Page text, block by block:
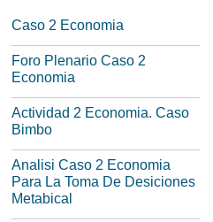
Caso 2 Economia
Foro Plenario Caso 2
Economia
Actividad 2 Economia. Caso
Bimbo
Analisi Caso 2 Economia
Para La Toma De Desiciones
Metabical